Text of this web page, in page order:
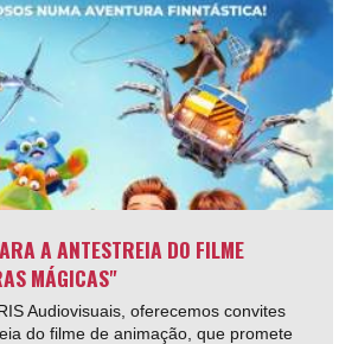
A ANTESTREIA DO FILME
MÁGICAS"
Audiovisuais, oferecemos convites
do filme de animação, que promete